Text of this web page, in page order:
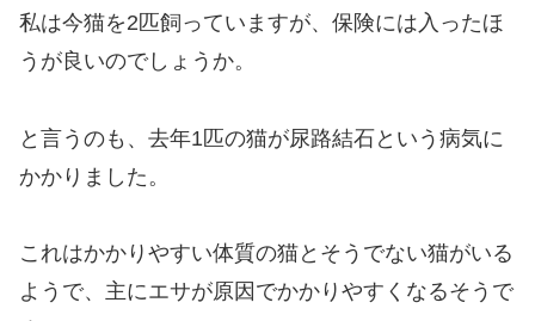
私は今猫を2匹飼っていますが、保険には入ったほ
うが良いのでしょうか。
と言うのも、去年1匹の猫が尿路結石という病気に
かかりました。
これはかかりやすい体質の猫とそうでない猫がいる
ようで、主にエサが原因でかかりやすくなるそうで